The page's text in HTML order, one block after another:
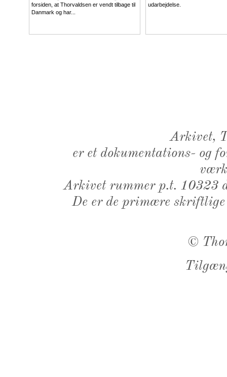
forsiden, at Thorvaldsen er vendt tilbage til
Danmark og har...
udarbejdelse.
Arkivet,
er et dokumentations- og
Arkivet rummer p.t. 10323
De er de primære
©